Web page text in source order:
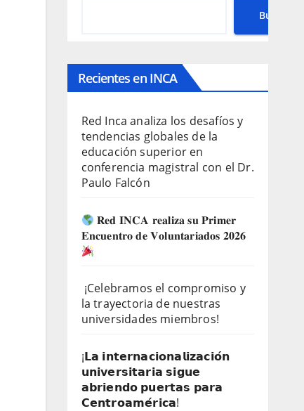
Buscar
Recientes en INCA
Red Inca analiza los desafíos y
tendencias globales de la
educación superior en
conferencia magistral con el Dr.
Paulo Falcón
𝐑𝐞𝐝 𝐈𝐍𝐂𝐀 𝐫𝐞𝐚𝐥𝐢𝐳𝐚 𝐬𝐮 𝐏𝐫𝐢𝐦𝐞𝐫
𝐄𝐧𝐜𝐮𝐞𝐧𝐭𝐫𝐨 𝐝𝐞 𝐕𝐨𝐥𝐮𝐧𝐭𝐚𝐫𝐢𝐚𝐝𝐨𝐬 𝟐𝟎𝟐𝟔
¡Celebramos el compromiso y
la trayectoria de nuestras
universidades miembros!
¡𝗟𝗮 𝗶𝗻𝘁𝗲𝗿𝗻𝗮𝗰𝗶𝗼𝗻𝗮𝗹𝗶𝘇𝗮𝗰𝗶𝗼́𝗻
𝘂𝗻𝗶𝘃𝗲𝗿𝘀𝗶𝘁𝗮𝗿𝗶𝗮 𝘀𝗶𝗴𝘂𝗲
𝗮𝗯𝗿𝗶𝗲𝗻𝗱𝗼 𝗽𝘂𝗲𝗿𝘁𝗮𝘀 𝗽𝗮𝗿𝗮
𝗖𝗲𝗻𝘁𝗿𝗼𝗮𝗺𝗲́𝗿𝗶𝗰𝗮!